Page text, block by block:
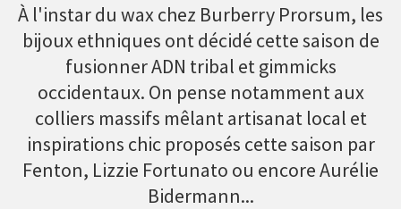
À l'instar du wax chez Burberry Prorsum, les
bijoux ethniques ont décidé cette saison de
fusionner ADN tribal et gimmicks
occidentaux. On pense notamment aux
colliers massifs mêlant artisanat local et
inspirations chic proposés cette saison par
Fenton, Lizzie Fortunato ou encore Aurélie
Bidermann...